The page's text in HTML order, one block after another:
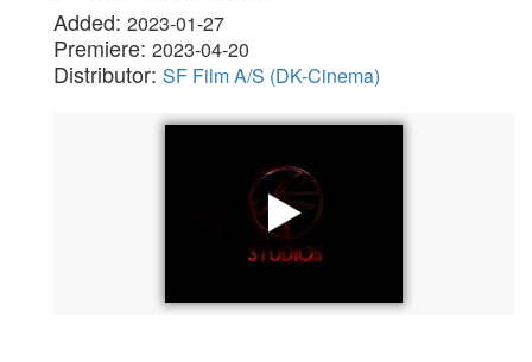
Added: 2023-01-27
Premiere: 2023-04-20
Distributor: SF Film A/S (DK-Cinema)